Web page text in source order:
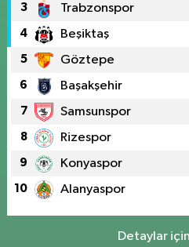
3 Trabzonspor
4 Beşiktaş
5 Göztepe
6 Başakşehir
7 Samsunspor
8 Rizespor
9 Konyaspor
10 Alanyaspor
Detaylar için